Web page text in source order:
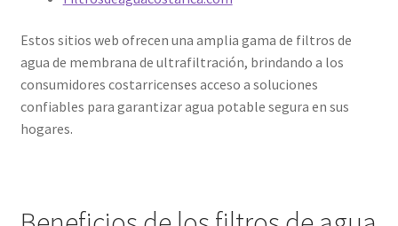
Estos sitios web ofrecen una amplia gama de filtros de
agua de membrana de ultrafiltración, brindando a los
consumidores costarricenses acceso a soluciones
confiables para garantizar agua potable segura en sus
hogares.